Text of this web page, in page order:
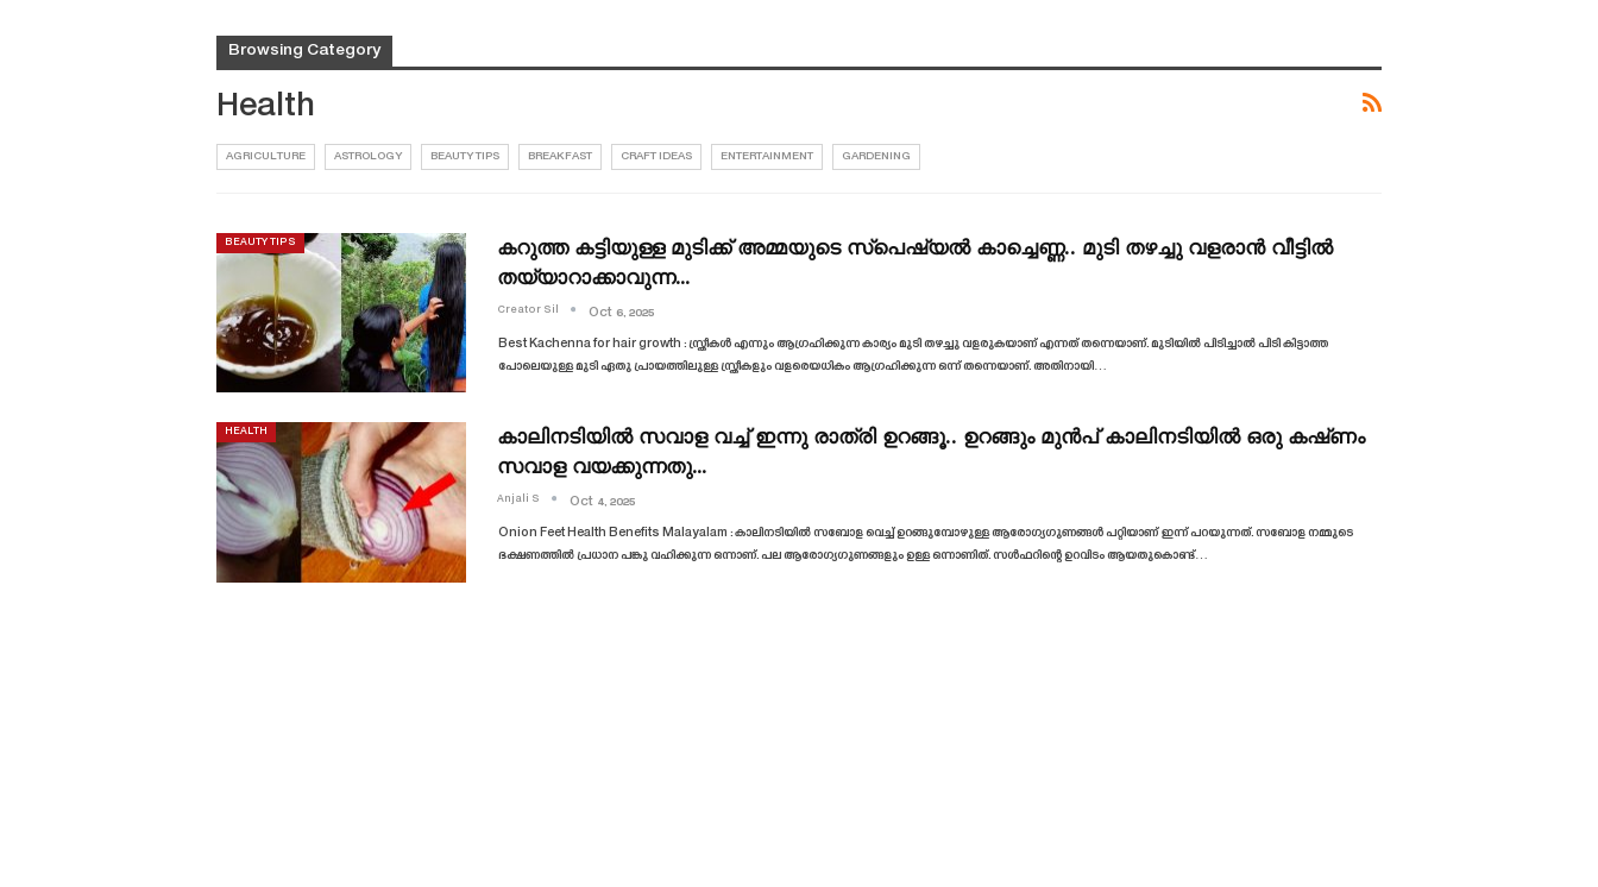
Browsing Category
Health
AGRICULTURE ASTROLOGY BEAUTY TIPS BREAKFAST CRAFT IDEAS ENTERTAINMENT GARDENING
BEAUTY TIPS
കറുത്ത കട്ടിയുള്ള മുടിക്ക് അമ്മയുടെ സ്പെഷ്യൽ കാച്ചെണ്ണ.. മുടി തഴച്ചു വളരാൻ വീട്ടിൽ
തയ്യാറാക്കാവുന്ന…
Creator Sil Oct 6, 2025
Best Kachenna for hair growth : സ്ത്രീകൾ എന്നും ആഗ്രഹിക്കുന്ന കാര്യം മുടി തഴച്ചു വളരുകയാണ് എന്നത് തന്നെയാണ്. മുടിയിൽ പിടിച്ചാൽ പിടി കിട്ടാത്ത
പോലെയുള്ള മുടി ഏതു പ്രായത്തിലുള്ള സ്ത്രീകളും വളരെയധികം ആഗ്രഹിക്കുന്ന ഒന്ന് തന്നെയാണ്. അതിനായി …
HEALTH
കാലിനടിയില്‍ സവാള വച്ച് ഇന്നു രാത്രി ഉറങ്ങൂ.. ഉറങ്ങും മുൻപ് കാലിനടിയിൽ ഒരു കഷ്‌ണം
സവാള വയക്കുന്നതു…
Anjali S Oct 4, 2025
Onion Feet Health Benefits Malayalam : കാലിനടിയിൽ സബോള വെച്ച് ഉറങ്ങുമ്പോഴുള്ള ആരോഗ്യഗുണങ്ങൾ പറ്റിയാണ് ഇന്ന് പറയുന്നത്. സബോള നമ്മുടെ
ഭക്ഷണത്തിൽ പ്രധാന പങ്കു വഹിക്കുന്ന ഒന്നാണ്. പല ആരോഗ്യഗുണങ്ങളും ഉള്ള ഒന്നാണിത്. സൾഫറിന്റെ ഉറവിടം ആയതുകൊണ്ട്…